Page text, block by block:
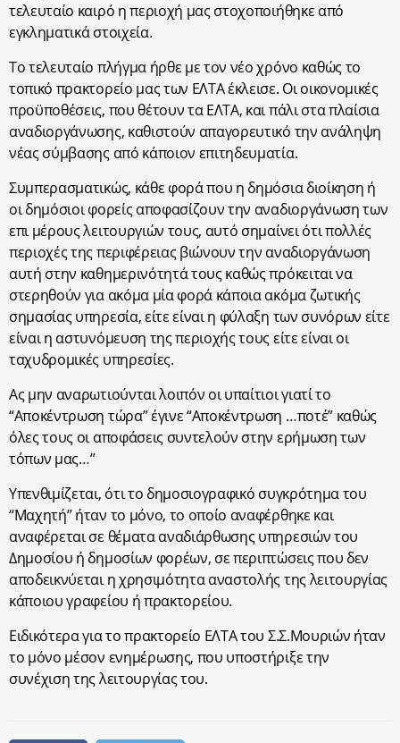
τελευταίο καιρό η περιοχή μας στοχοποιήθηκε από
εγκληματικά στοιχεία.
Το τελευταίο πλήγμα ήρθε με τον νέο χρόνο καθώς το
τοπικό πρακτορείο μας των ΕΛΤΑ έκλεισε. Οι οικονομικές
προϋποθέσεις, που θέτουν τα ΕΛΤΑ, και πάλι στα πλαίσια
αναδιοργάνωσης, καθιστούν απαγορευτικό την ανάληψη
νέας σύμβασης από κάποιον επιτηδευματία.
Συμπερασματικώς, κάθε φορά που η δημόσια διοίκηση ή
οι δημόσιοι φορείς αποφασίζουν την αναδιοργάνωση των
επι μέρους λειτουργιών τους, αυτό σημαίνει ότι πολλές
περιοχές της περιφέρειας βιώνουν την αναδιοργάνωση
αυτή στην καθημερινότητά τους καθώς πρόκειται να
στερηθούν για ακόμα μία φορά κάποια ακόμα ζωτικής
σημασίας υπηρεσία, είτε είναι η φύλαξη των συνόρων είτε
είναι η αστυνόμευση της περιοχής τους είτε είναι οι
ταχυδρομικές υπηρεσίες.
Ας μην αναρωτιούνται λοιπόν οι υπαίτιοι γιατί το
“Αποκέντρωση τώρα” έγινε “Αποκέντρωση …ποτέ” καθώς
όλες τους οι αποφάσεις συντελούν στην ερήμωση των
τόπων μας…”
Υπενθιμίζεται, ότι το δημοσιογραφικό συγκρότημα του
“Μαχητή” ήταν το μόνο, το οποίο αναφέρθηκε και
αναφέρεται σε θέματα αναδιάρθωσης υπηρεσιών του
Δημοσίου ή δημοσίων φορέων, σε περιπτώσεις που δεν
αποδεικνύεται η χρησιμότητα αναστολής της λειτουργίας
κάποιου γραφείου ή πρακτορείου.
Ειδικότερα για το πρακτορείο ΕΛΤΑ του Σ.Σ.Μουριών ήταν
το μόνο μέσον ενημέρωσης, που υποστήριξε την
συνέχιση της λειτουργίας του.